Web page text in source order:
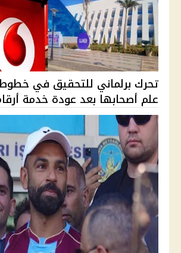
تحرك برلماني للتحقيق في
علم أصحابها بعد عودة خدمة